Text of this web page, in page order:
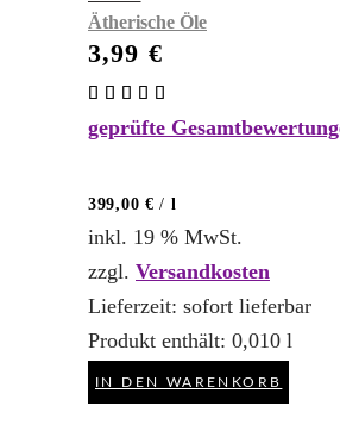
Ätherische Öle
3,99 €
5.00
geprüfte
399,00 € / l
inkl. 19 % MwSt.
zzgl. Versandkosten
Lieferzeit: sofort lieferbar
Produkt enthält: 0,010 l
IN DEN WARENKORB